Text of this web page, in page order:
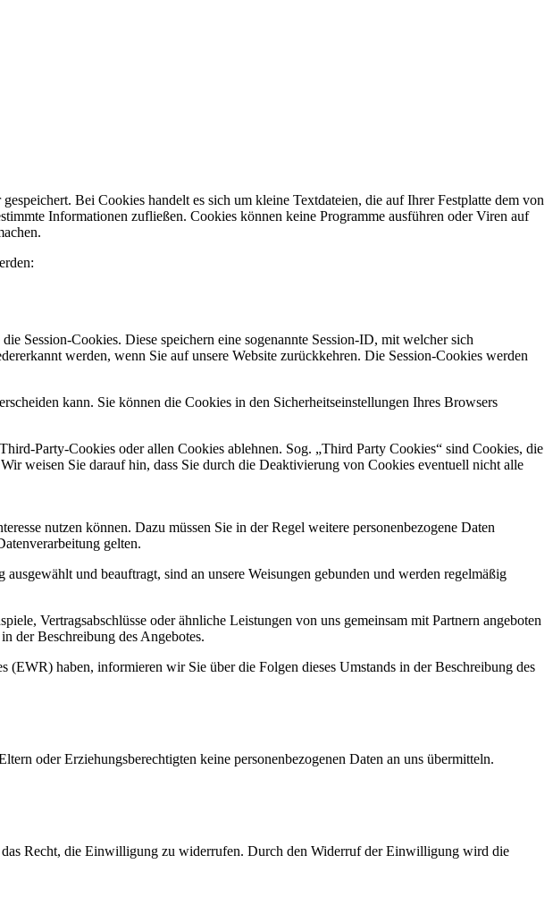
Bei Cookies handelt es sich um kleine Textdateien, die auf Ihrer Festplatte dem von
Informationen zufließen. Cookies können keine Programme ausführen oder Viren auf
Session-Cookies. Diese speichern eine sogenannte Session-ID, mit welcher sich
werden, wenn Sie auf unsere Website zurückkehren. Die Session-Cookies werden
kann. Sie können die Cookies in den Sicherheitseinstellungen Ihres Browsers
Party-Cookies oder allen Cookies ablehnen. Sog. „Third Party Cookies“ sind Cookies, die
weisen Sie darauf hin, dass Sie durch die Deaktivierung von Cookies eventuell nicht alle
nutzen können. Dazu müssen Sie in der Regel weitere personenbezogene Daten
gelten.
und beauftragt, sind an unsere Weisungen gebunden und werden regelmäßig
Vertragsabschlüsse oder ähnliche Leistungen von uns gemeinsam mit Partnern angeboten
der Beschreibung des Angebotes.
(EWR) haben, informieren wir Sie über die Folgen dieses Umstands in der Beschreibung des
oder Erziehungsberechtigten keine personenbezogenen Daten an uns übermitteln.
Recht, die Einwilligung zu widerrufen. Durch den Widerruf der Einwilligung wird die